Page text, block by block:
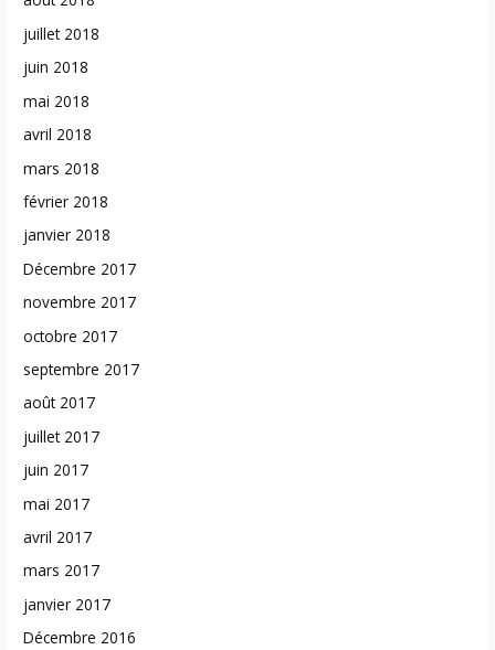
juillet 2018
juin 2018
mai 2018
avril 2018
mars 2018
février 2018
janvier 2018
Décembre 2017
novembre 2017
octobre 2017
septembre 2017
août 2017
juillet 2017
juin 2017
mai 2017
avril 2017
mars 2017
janvier 2017
Décembre 2016